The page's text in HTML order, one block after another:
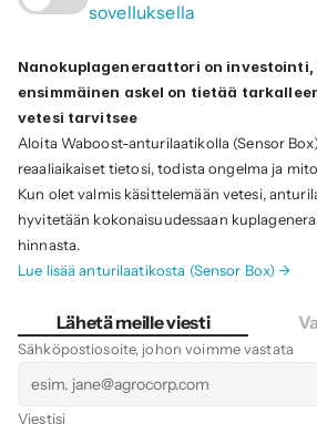
sovelluksella
Nanokuplageneraattori on investointi,
ensimmäinen askel on tietää
vetesi tarvitsee
Aloita Waboost-anturilaatikolla (Sensor
reaaliaikaiset tietosi, todista ongelma ja
Kun olet valmis käsittelemään vetesi,
hyvitetään kokonaisuudessaan
hinnasta.
Lue lisää anturilaatikosta (Sensor Box) →
Lähetä meille viesti
Sähköpostiosoite, johon voimme vastata
Viestisi